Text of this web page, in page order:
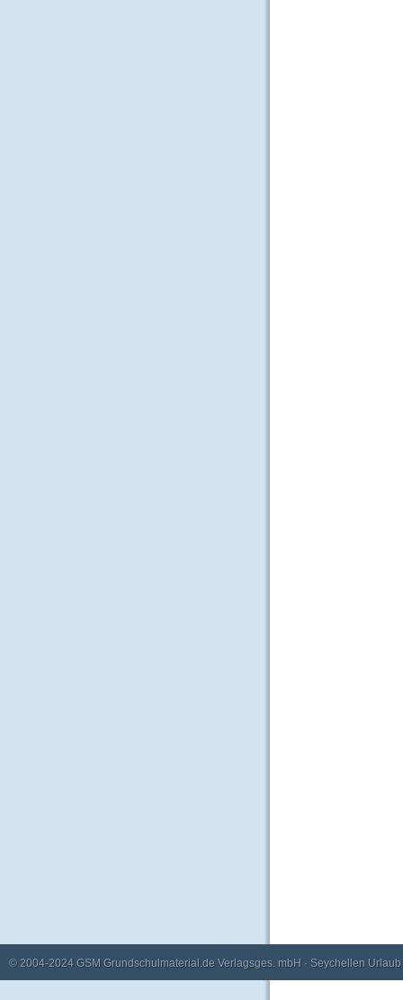
© 2004-2024 GSM Grundschulmaterial.de Verlagsges. mbH · Seychellen Urlaub